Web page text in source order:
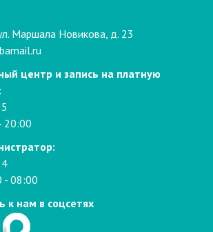
Маршала Новикова, д. 23
центр и запись на платную
20:00
- 08:00
к нам в соцсетях